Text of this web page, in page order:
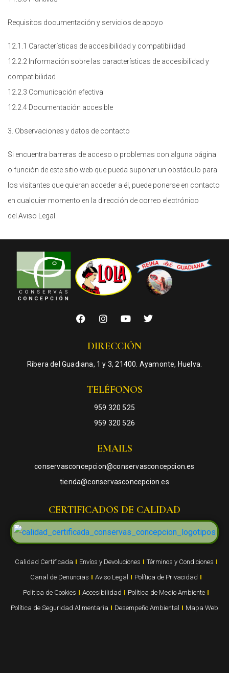
Requisitos documentación y servicios de apoyo
12.1.1 Características de accesibilidad y compatibilidad
12.2.2 Información sobre las características de accesibilidad y
compatibilidad
12.2.3 Comunicación efectiva
12.2.4 Documentación accesible
3. Observaciones y datos de contacto
Si encuentra barreras de acceso o problemas con alguna página
o función de este sitio web que pueda suponer un obstáculo para
los visitantes que quieran acceder a él, puede ponerse en contacto
en cualquier momento en la dirección de correo electrónico
del Aviso Legal.
DIRECCIÓN
Ribera del Guadiana, 1 y 3, 21400. Ayamonte, Huelva.
TELÉFONOS
959 320 525
959 320 526
EMAILS
conservasconcepcion@conservasconcepcion.es
tienda@conservasconcepcion.es
CERTIFICADOS DE CALIDAD
Calidad Certificada Envíos y Devoluciones
Términos y Condiciones
Canal de Denuncias
Aviso Legal
Política de Privacidad
Política de Cookies
Accesibilidad
Política de Medio Ambiente
Política de Seguridad Alimentaria
Desempeño Ambiental Mapa Web